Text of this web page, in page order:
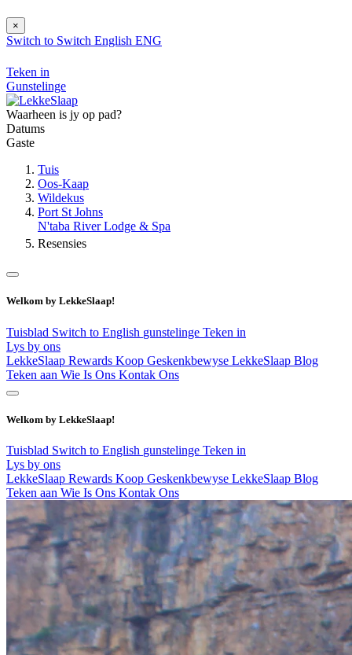
×
Switch to Switch English ENG
Teken in
Gunstelinge
Waarheen is jy op pad?
Datums
Gaste
Tuis
Oos-Kaap
Wildekus
Port St Johns
N'taba River Lodge & Spa
Resensies
Welkom by LekkeSlaap!
Tuisblad Switch to English gunstelinge Teken in
Lys by ons
LekkeSlaap Rewards Koop Geskenkbewyse LekkeSlaap Blog
Teken aan Wie Is Ons Kontak Ons
Welkom by LekkeSlaap!
Tuisblad Switch to English gunstelinge Teken in
Lys by ons
LekkeSlaap Rewards Koop Geskenkbewyse LekkeSlaap Blog
Teken aan Wie Is Ons Kontak Ons